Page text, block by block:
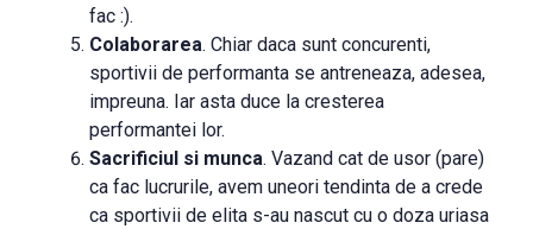
fac :).
Colaborarea. Chiar daca sunt concurenti,
sportivii de performanta se antreneaza, adesea,
impreuna. Iar asta duce la cresterea
performantei lor.
Sacrificiul si munca. Vazand cat de usor (pare)
ca fac lucrurile, avem uneori tendinta de a crede
ca sportivii de elita s-au nascut cu o doza uriasa